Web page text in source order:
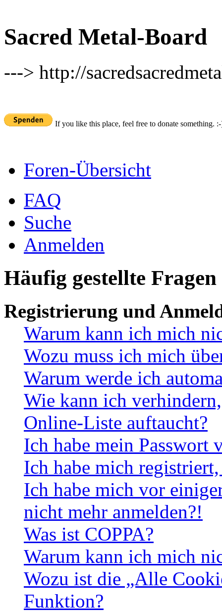
Sacred Metal-Board
---> http://
If you like this place, feel free to donate something.
Foren-Übersicht
FAQ
Suche
Anmelden
Häufig gestellte Fragen
Registrierung und
Warum kann ich mich
Wozu muss ich mich
Warum werde ich
Wie kann ich
Online-Liste auftaucht?
Ich habe mein Passwort
Ich habe mich
Ich habe mich vor
nicht mehr anmelden?!
Was ist COPPA?
Warum kann ich mich
Wozu ist die „Alle
Funktion?